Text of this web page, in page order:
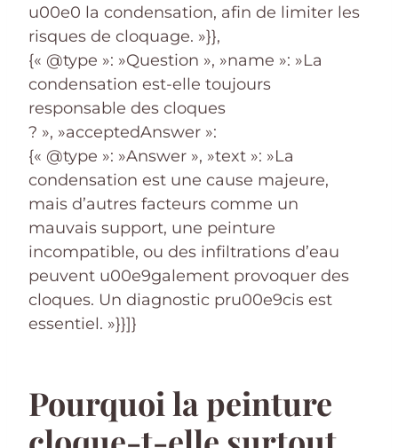
u00e0 la condensation, afin de limiter les
risques de cloquage. »}},
{« @type »: »Question », »name »: »La
condensation est-elle toujours
responsable des cloques
? », »acceptedAnswer »:
{« @type »: »Answer », »text »: »La
condensation est une cause majeure,
mais d’autres facteurs comme un
mauvais support, une peinture
incompatible, ou des infiltrations d’eau
peuvent u00e9galement provoquer des
cloques. Un diagnostic pru00e9cis est
essentiel. »}}]}
Pourquoi la peinture